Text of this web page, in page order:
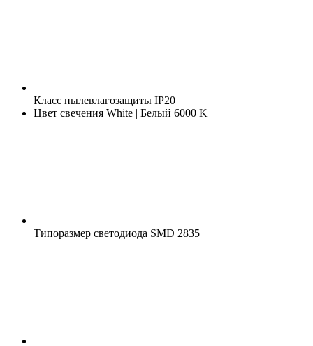
Класс пылевлагозащиты IP20
Цвет свечения White | Белый 6000 K
Типоразмер светодиода SMD 2835